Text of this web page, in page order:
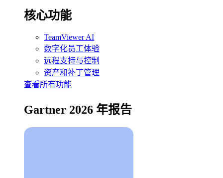
核心功能
TeamViewer AI
数字化员工体验
远程支持与控制
资产和补丁管理
查看所有功能
Gartner 2026 年报告